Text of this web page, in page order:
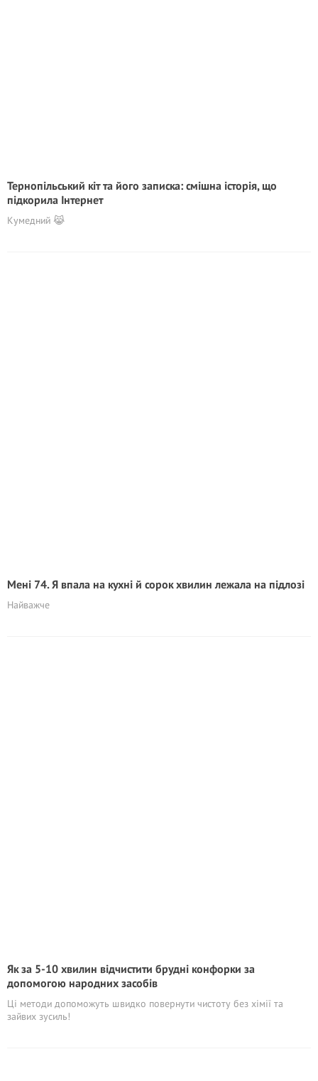
Тернопільський кіт та його записка: смішна історія, що
підкорила Інтернет
Кумедний 😹
Мені 74. Я впала на кухні й сорок хвилин лежала на підлозі
Найважче
Як за 5-10 хвилин відчистити брудні конфорки за
допомогою народних засобів
Ці методи допоможуть швидко повернути чистоту без хімії та
зайвих зусиль!